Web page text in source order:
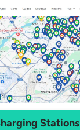
Stations